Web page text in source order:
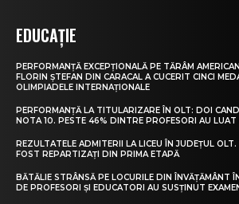
EDUCAȚIE
PERFORMANȚĂ EXCEPȚIONALĂ PE TĂRÂM
FLORIN ȘTEFAN DIN CARACAL A CUCERIT CINCI
OLIMPIADELE INTERNAȚIONALE
PERFORMANȚĂ LA TITULARIZARE ÎN OLT: DOI
NOTA 10. PESTE 46% DINTRE PROFESORI AU
REZULTATELE ADMITERII LA LICEU ÎN JUDEȚUL
FOST REPARTIZAȚI DIN PRIMA ETAPĂ
BĂTĂLIE STRÂNSĂ PE LOCURILE DIN ÎNVĂȚĂMÂNT
DE PROFESORI ȘI EDUCATORI AU SUSȚINUT